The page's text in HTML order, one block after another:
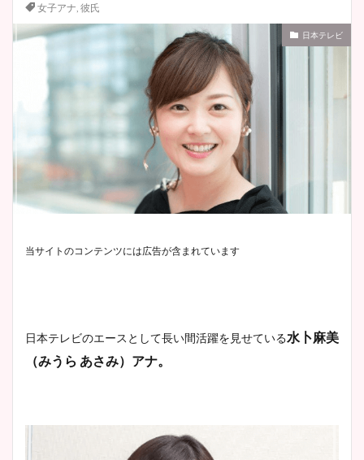
女子アナ, 彼氏
日本テレビ
当サイトのコンテンツには広告が含まれています
日本テレビのエースとして長い間活躍を見せている水卜麻美
（みうら あさみ）アナ。